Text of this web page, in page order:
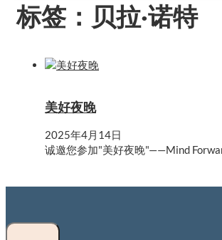
标签： 贝拉·诺特
美好夜晚
2025年4月14日
诚邀您参加"美好夜晚"——Mind